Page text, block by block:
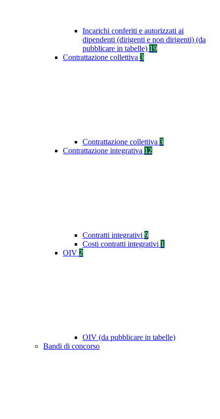
Incarichi conferiti e autorizzati ai
dipendenti (dirigenti e non dirigenti) (da
pubblicare in tabelle) 19
Contrattazione collettiva 3
Contrattazione collettiva 3
Contrattazione integrativa 12
Contratti integrativi 9
Costi contratti integrativi 1
OIV 2
OIV (da pubblicare in tabelle)
Bandi di concorso